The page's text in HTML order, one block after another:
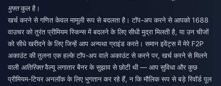
मुफ्तकुल है।
खर्च करने से गणित केवल मामूली रूप से बदलता है। टॉप-अप करने से आपको 1688
वाउचर को तुरंत प्रीमियम स्किन्स में बदलने के लिए सीधी मुद्रा मिलती है, या उन चीजों
को सीधे खरीदने के लिए जिन्हें आप अन्यथा ग्राइंड करते। समान इवेंट्स में मेरे F2P
अकाउंट की तुलना एक हल्के टॉप-अप वाले अकाउंट से करने पर, खर्च करने से मिलने
वाली अतिरिक्तवैल्यू लगातार बैनर के सुझाव से छोटी थी — आप सुविधा और कुछ
प्रीमियम-टियर अनलॉक के लिए भुगतान कर रहे हैं, न कि मौलिक रूप से बड़े रिवॉर्ड पूल